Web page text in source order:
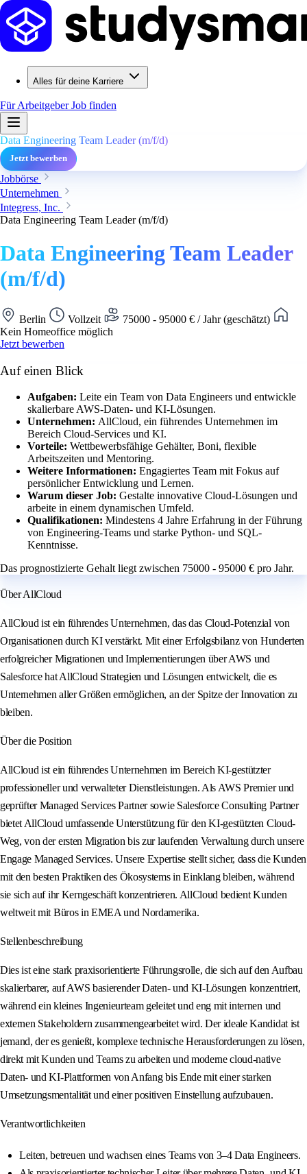
Alles für deine Karriere
Für ArbeitgeberJob finden
Data Engineering Team Leader (m/f/d)
Jetzt bewerben
Jobbörse
Unternehmen
Integress, Inc.
Data Engineering Team Leader (m/f/d)
Data Engineering Team Leader
(m/f/d)
Berlin Vollzeit
75000 - 95000 € / Jahr (geschätzt)
Kein Homeoffice möglich
Jetzt bewerben
Auf einen Blick
Aufgaben: Leite ein Team von Data Engineers und entwickle
skalierbare AWS-Daten- und KI-Lösungen.
Unternehmen: AllCloud, ein führendes Unternehmen im
Bereich Cloud-Services und KI.
Vorteile: Wettbewerbsfähige Gehälter, Boni, flexible
Arbeitszeiten und Mentoring.
Weitere Informationen: Engagiertes Team mit Fokus auf
persönlicher Entwicklung und Lernen.
Warum dieser Job: Gestalte innovative Cloud-Lösungen und
arbeite in einem dynamischen Umfeld.
Qualifikationen: Mindestens 4 Jahre Erfahrung in der Führung
von Engineering-Teams und starke Python- und SQL-
Kenntnisse.
Das prognostizierte Gehalt liegt zwischen 75000 - 95000 € pro Jahr.
Über AllCloud
AllCloud ist ein führendes Unternehmen, das das Cloud-Potenzial von
Organisationen durch KI verstärkt. Mit einer Erfolgsbilanz von Hunderten
erfolgreicher Migrationen und Implementierungen über AWS und
Salesforce hat AllCloud Strategien und Lösungen entwickelt, die es
Unternehmen aller Größen ermöglichen, an der Spitze der Innovation zu
bleiben.
Über die Position
AllCloud ist ein führendes Unternehmen im Bereich KI-gestützter
professioneller und verwalteter Dienstleistungen. Als AWS Premier und
geprüfter Managed Services Partner sowie Salesforce Consulting Partner
bietet AllCloud umfassende Unterstützung für den KI-gestützten Cloud-
Weg, von der ersten Migration bis zur laufenden Verwaltung durch unsere
Engage Managed Services. Unsere Expertise stellt sicher, dass die Kunden
mit den besten Praktiken des Ökosystems in Einklang bleiben, während
sie sich auf ihr Kerngeschäft konzentrieren. AllCloud bedient Kunden
weltweit mit Büros in EMEA und Nordamerika.
Stellenbeschreibung
Dies ist eine stark praxisorientierte Führungsrolle, die sich auf den Aufbau
skalierbarer, auf AWS basierender Daten- und KI-Lösungen konzentriert,
während ein kleines Ingenieurteam geleitet und eng mit internen und
externen Stakeholdern zusammengearbeitet wird. Der ideale Kandidat ist
jemand, der es genießt, komplexe technische Herausforderungen zu lösen,
direkt mit Kunden und Teams zu arbeiten und moderne cloud-native
Daten- und KI-Plattformen von Anfang bis Ende mit einer starken
Umsetzungsmentalität und einer positiven Einstellung aufzubauen.
Verantwortlichkeiten
Leiten, betreuen und wachsen eines Teams von 3–4 Data Engineers.